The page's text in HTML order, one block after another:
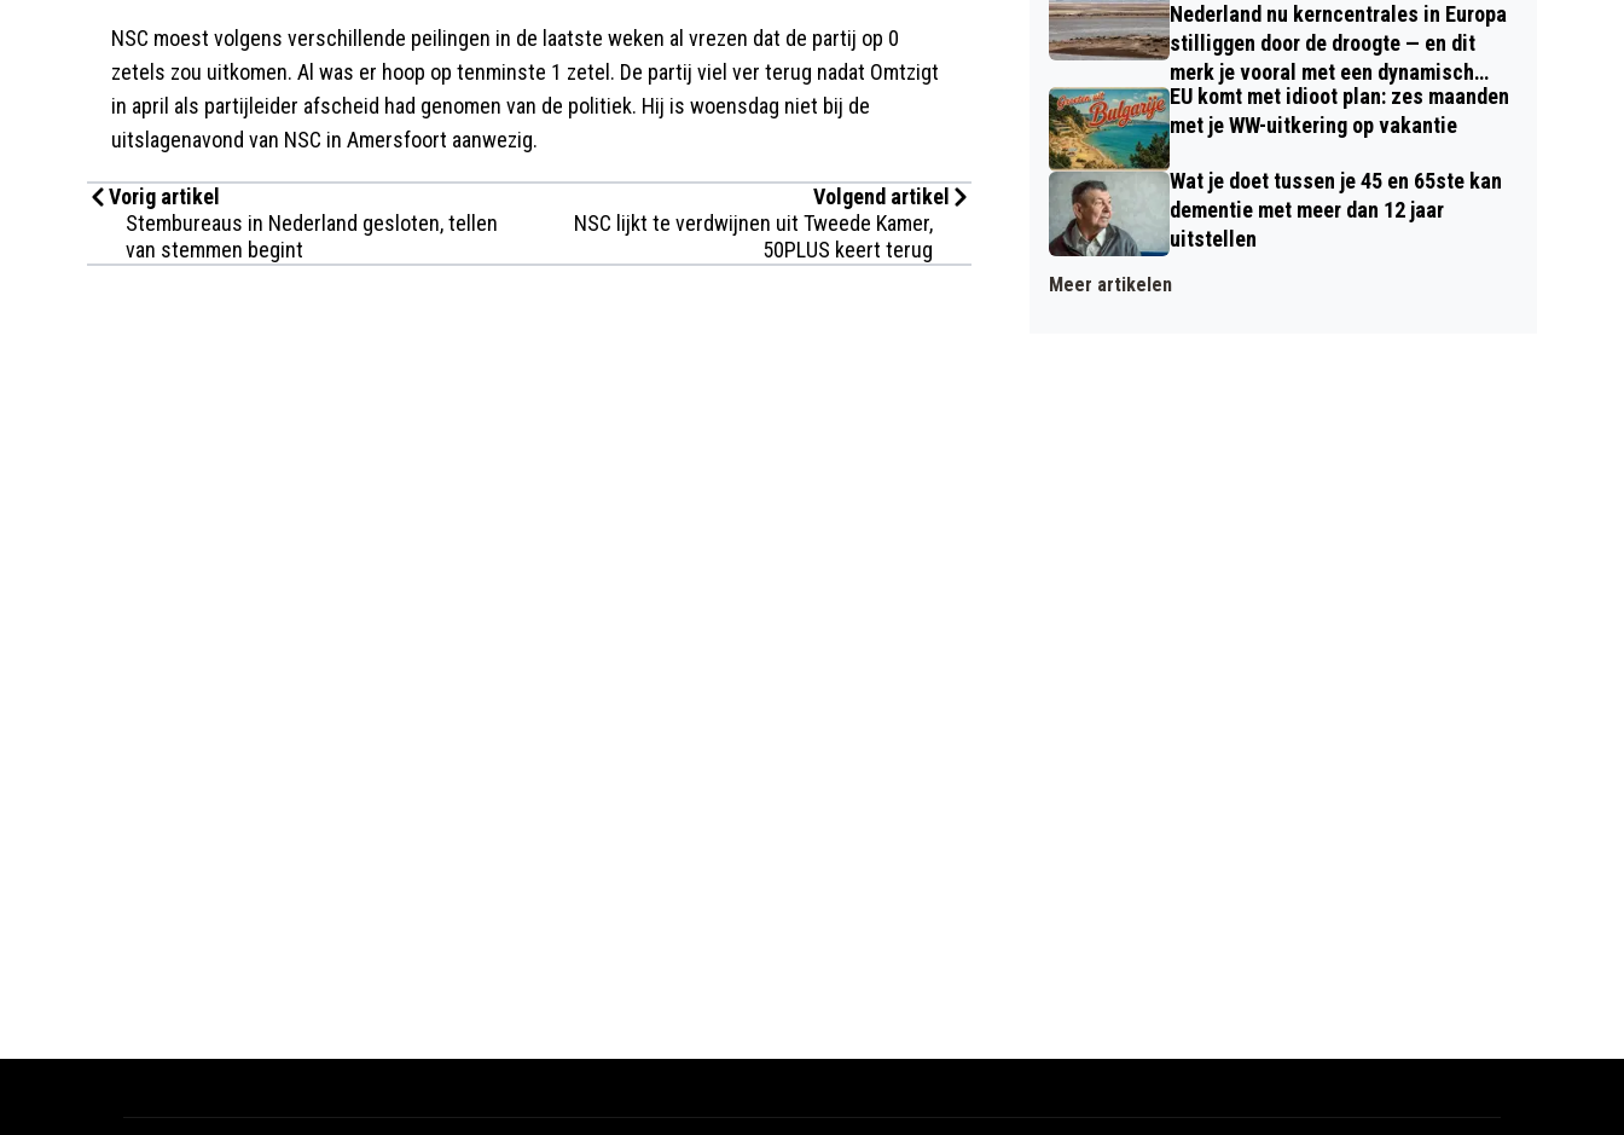
NSC moest volgens verschillende peilingen in de laatste weken al vrezen dat de partij op 0
zetels zou uitkomen. Al was er hoop op tenminste 1 zetel. De partij viel ver terug nadat Omtzigt
in april als partijleider afscheid had genomen van de politiek. Hij is woensdag niet bij de
uitslagenavond van NSC in Amersfoort aanwezig.
Vorig artikel
Stembureaus in Nederland gesloten, tellen
van stemmen begint
Volgend artikel
NSC lijkt te verdwijnen uit Tweede Kamer,
50PLUS keert terug
Nederland nu kerncentrales in Europa
stilliggen door de droogte — en dit
merk je vooral met een dynamisch
contract
EU komt met idioot plan: zes maanden
met je WW-uitkering op vakantie
Wat je doet tussen je 45 en 65ste kan
dementie met meer dan 12 jaar
uitstellen
Meer artikelen